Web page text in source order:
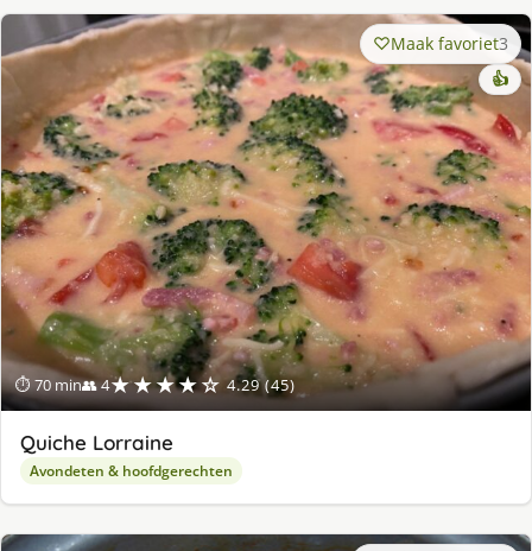
⏱ 70 min👥 4★★★★☆ 4.29 (45)
Maak favoriet3
👍
Quiche Lorraine
Avondeten & hoofdgerechten